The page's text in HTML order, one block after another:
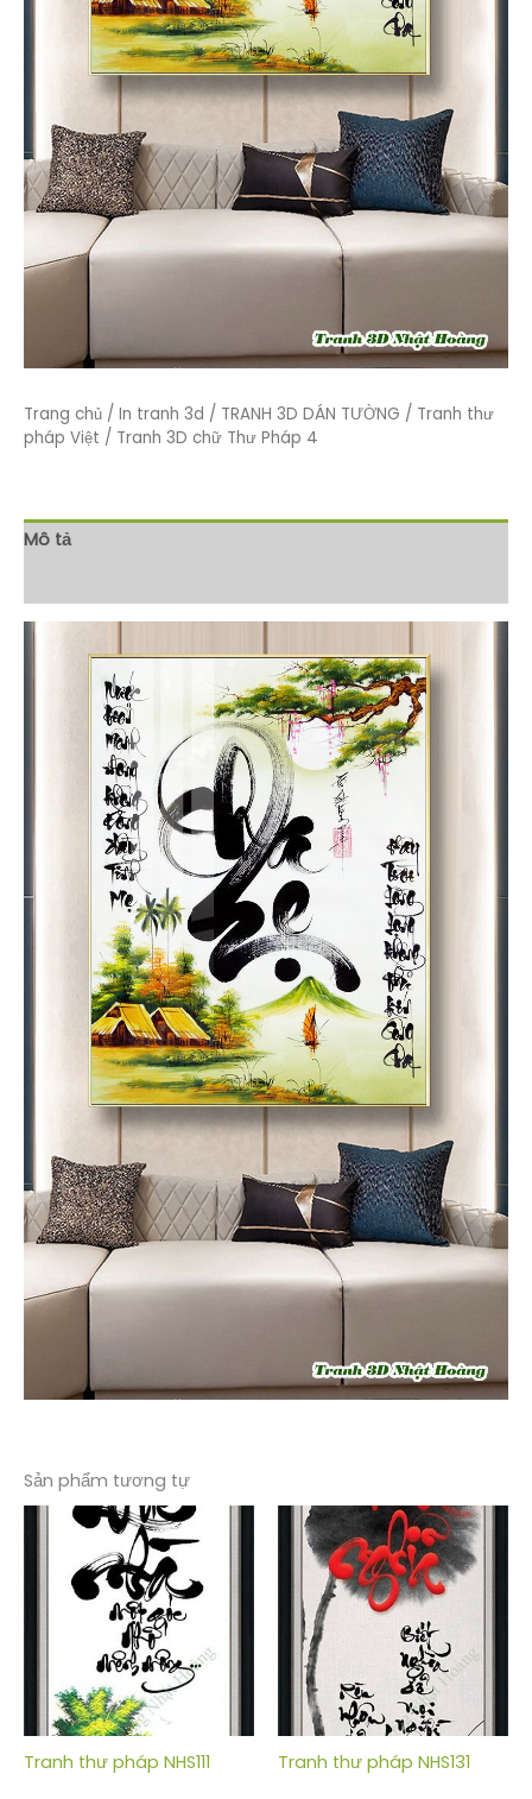
Trang chủ / In tranh 3d / TRANH 3D DÁN TƯỜNG / Tranh thư
pháp Việt / Tranh 3D chữ Thư Pháp 4
Mô tả
Sản phẩm tương tự
Tranh thư pháp NHS111 Tranh thư pháp NHS131